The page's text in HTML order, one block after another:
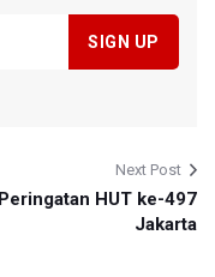
Next Post
Peringatan HUT ke-497
Jakarta